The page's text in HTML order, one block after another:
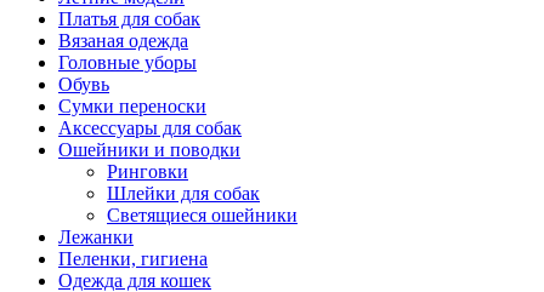
Платья для собак
Вязаная одежда
Головные уборы
Обувь
Сумки переноски
Аксессуары для собак
Ошейники и поводки
Ринговки
Шлейки для собак
Светящиеся ошейники
Лежанки
Пеленки, гигиена
Одежда для кошек